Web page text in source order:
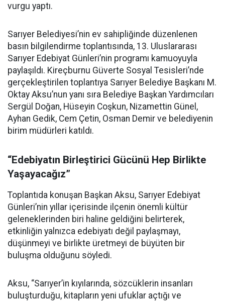
vurgu yaptı.
Sarıyer Belediyesi’nin ev sahipliğinde düzenlenen
basın bilgilendirme toplantısında, 13. Uluslararası
Sarıyer Edebiyat Günleri’nin programı kamuoyuyla
paylaşıldı. Kireçburnu Güverte Sosyal Tesisleri’nde
gerçekleştirilen toplantıya Sarıyer Belediye Başkanı M.
Oktay Aksu’nun yanı sıra Belediye Başkan Yardımcıları
Sergül Doğan, Hüseyin Coşkun, Nizamettin Günel,
Ayhan Gedik, Cem Çetin, Osman Demir ve belediyenin
birim müdürleri katıldı.
“Edebiyatın Birleştirici Gücünü Hep Birlikte
Yaşayacağız”
Toplantıda konuşan Başkan Aksu, Sarıyer Edebiyat
Günleri’nin yıllar içerisinde ilçenin önemli kültür
geleneklerinden biri haline geldiğini belirterek,
etkinliğin yalnızca edebiyatı değil paylaşmayı,
düşünmeyi ve birlikte üretmeyi de büyüten bir
buluşma olduğunu söyledi.
Aksu, “Sarıyer’in kıyılarında, sözcüklerin insanları
buluşturduğu, kitapların yeni ufuklar açtığı ve